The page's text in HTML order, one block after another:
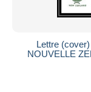
Alle looptijden
Eindigt
Lettre
NOUVELLE